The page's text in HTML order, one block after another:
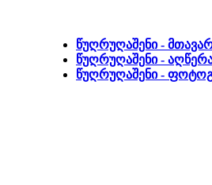
წუღრუღაშენი -
წუღრუღაშენი -
წუღრუღაშენი -